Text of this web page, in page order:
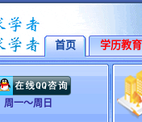
首页 学历教育
一～周日